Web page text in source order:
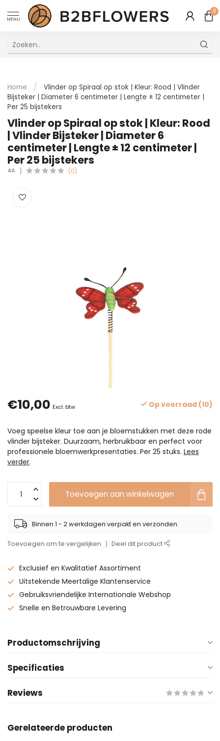
MENU
0
Home /
Vlinder op Spiraal op stok | Kleur: Rood | Vlinder
Bijsteker | Diameter 6 centimeter | Lengte ± 12 centimeter |
Per 25 bijstekers
Vlinder op Spiraal op stok | Kleur: Rood
| Vlinder Bijsteker | Diameter 6
centimeter | Lengte ± 12 centimeter |
Per 25 bijstekers
4A (0)
€10,00 Excl. btw Op voorraad (10)
Voeg speelse kleur toe aan je bloemstukken met deze rode
vlinder bijsteker. Duurzaam, herbruikbaar en perfect voor
professionele bloemwerkpresentaties. Per 25 stuks. Lees
verder.
Toevoegen aan winkelwagen
Binnen 1 - 2 werkdagen verpakt en verzonden.
Toevoegen om te vergelijken Deel dit product
Exclusief en Kwalitatief Assortiment
Uitstekende Meertalige Klantenservice
Gebruiksvriendelijke Internationale Webshop
Snelle en Betrouwbare Levering
Productomschrijving
Specificaties
Reviews
Gerelateerde producten